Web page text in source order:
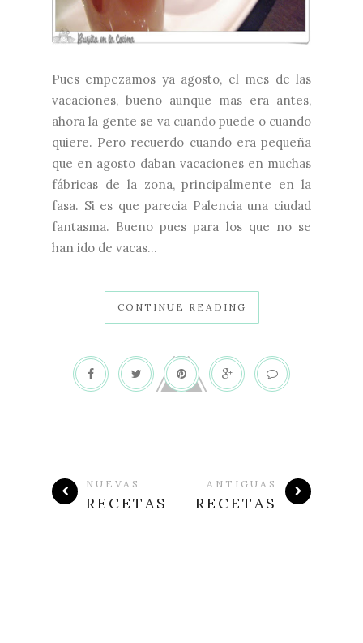
Pues empezamos ya agosto, el mes de las
vacaciones, bueno aunque mas era antes,
ahora la gente se va cuando puede o cuando
quiere. Pero recuerdo cuando era pequeña
que en agosto daban vacaciones en muchas
fábricas de la zona, principalmente en la
fasa. Si es que parecia Palencia una ciudad
fantasma. Bueno pues para los que no se
han ido de vacas...
CONTINUE READING
NUEVAS
RECETAS
ANTIGUAS
RECETAS